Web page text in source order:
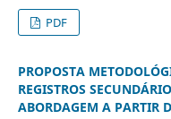
PDF
PROPOSTA
REGISTROS
ABORDAGEM A PARTIR